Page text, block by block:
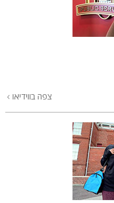
צפה בווידיאו